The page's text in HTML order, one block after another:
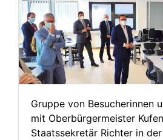
Gruppe von Besucherinnen
mit Oberbürgermeister
Staatssekretär Richter in